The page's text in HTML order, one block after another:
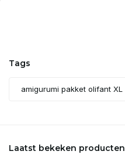
Tags
amigurumi pakket olifant XL
Laatst bekeken producten